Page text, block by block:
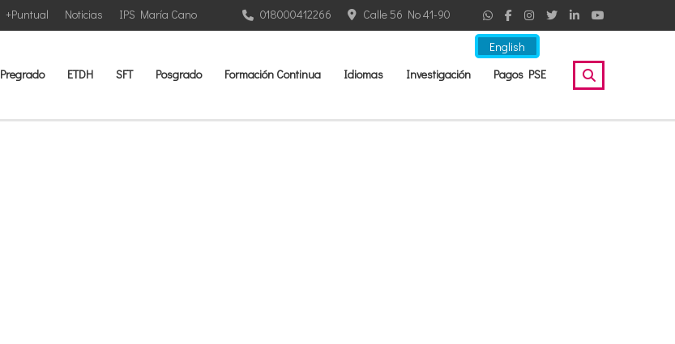
English
IPS María Cano
Noticias
+Puntual Calle 56 No 41-90
018000412266
Pregrado ETDH SFT Posgrado Formación Continua Idiomas Investigación Pagos PSE